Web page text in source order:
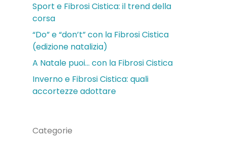
Sport e Fibrosi Cistica: il trend della
corsa
“Do” e “don’t” con la Fibrosi Cistica
(edizione natalizia)
A Natale puoi… con la Fibrosi Cistica
Inverno e Fibrosi Cistica: quali
accortezze adottare
Categorie